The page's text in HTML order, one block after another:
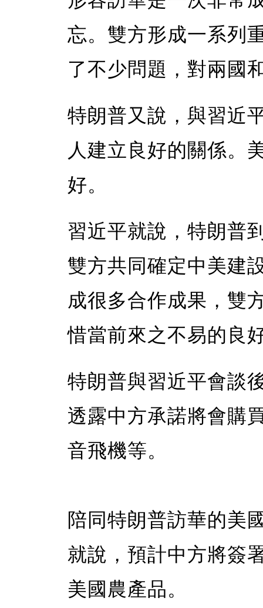
忘。雙方形成一系列
了不少問題，對兩國
特朗普又說，與習近
人建立良好的關係。
好。
習近平就說，特朗普
雙方共同確定中美建
成很多合作成果，雙
惜當前來之不易的良
特朗普與習近平會談
透露中方承諾將會購
音飛機等。
陪同特朗普訪華的美
就說，預計中方將簽
美國農產品。